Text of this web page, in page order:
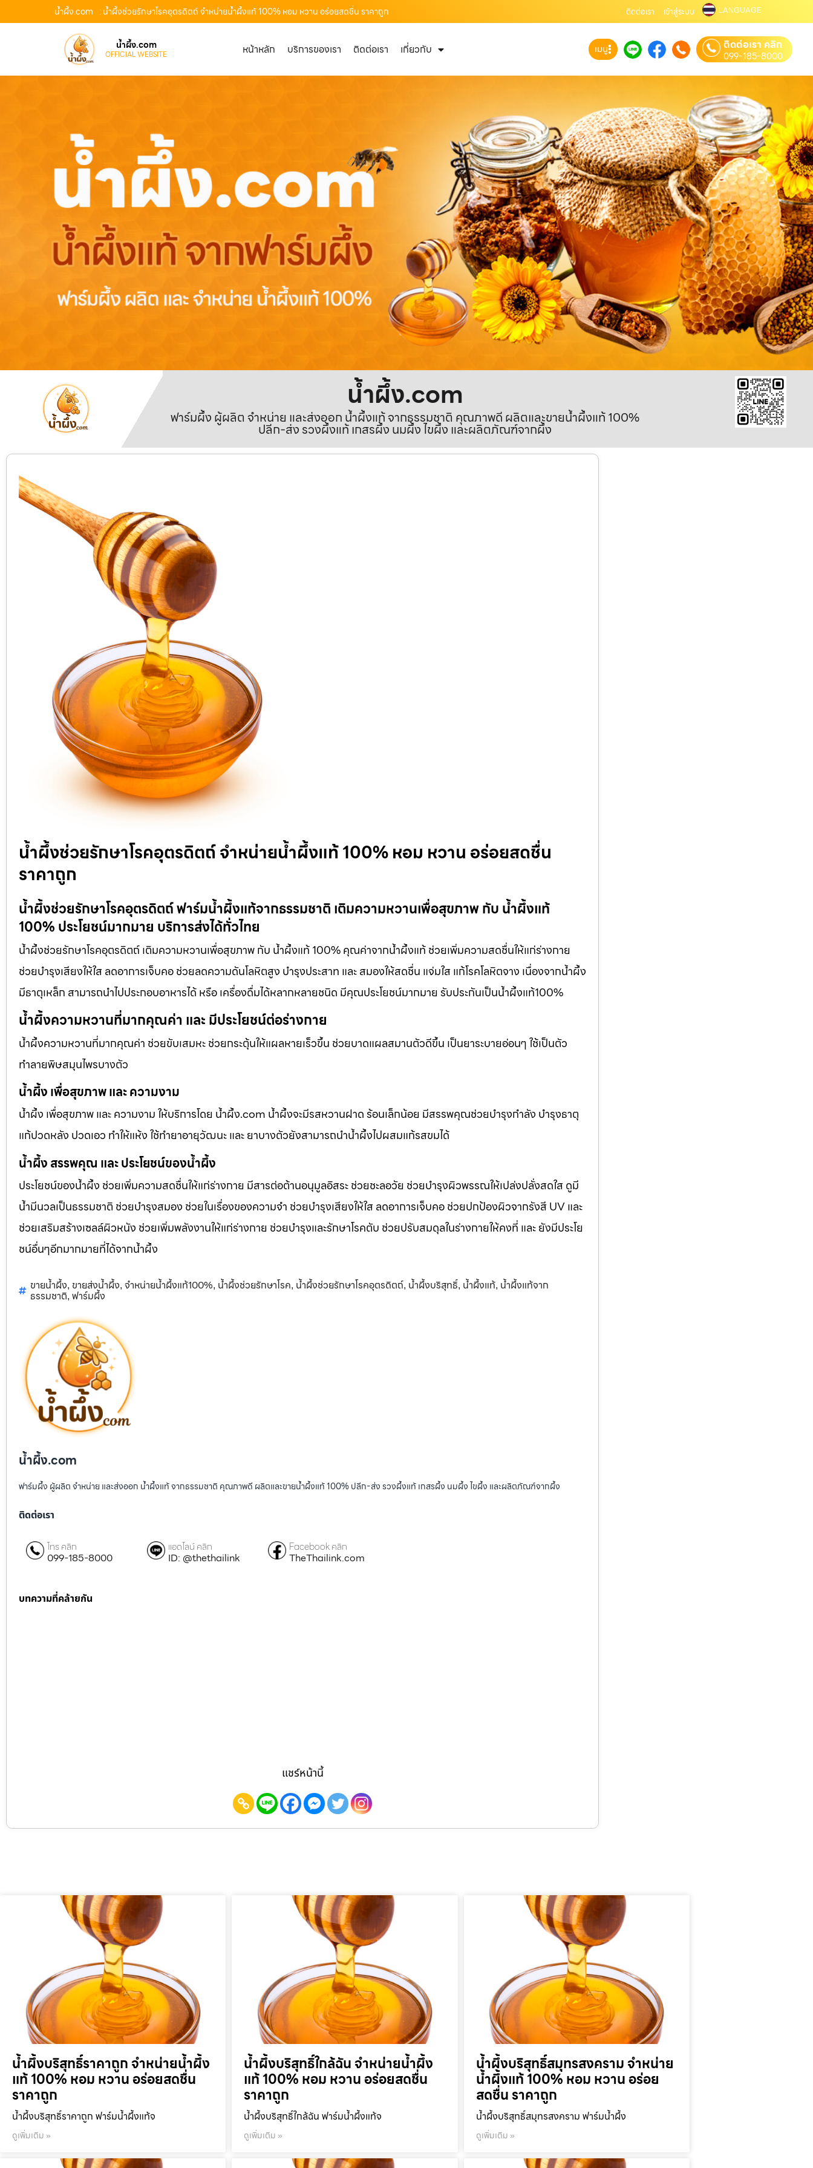
น้ำผึ้ง.com : น้ำผึ้งช่วยรักษาโรคอุตรดิตถ์ จำหน่ายน้ำผึ้งแท้ 100% หอม หวาน อร่อยสดชื่น ราคาถูก ติดต่อเรา เข้าสู่ระบบ LANGUAGE
น้ำผึ้ง.com
OFFICIAL WEBSITE หน้าหลัก บริการของเรา ติดต่อเรา เกี่ยวกับ เมนู ติดต่อเรา คลิก
099-185-8000
น้ำผึ้ง.com
ฟาร์มผึ้ง ผู้ผลิต จำหน่าย และส่งออก น้ำผึ้งแท้ จากธรรมชาติ คุณภาพดี ผลิตและขายน้ำผึ้งแท้ 100%
ปลีก-ส่ง รวงผึ้งแท้ เกสรผึ้ง นมผึ้ง ไขผึ้ง และผลิตภัณฑ์จากผึ้ง
น้ำผึ้งช่วยรักษาโรคอุตรดิตถ์ จำหน่ายน้ำผึ้งแท้ 100% หอม หวาน อร่อยสดชื่น
ราคาถูก
น้ำผึ้งช่วยรักษาโรคอุตรดิตถ์ ฟาร์มน้ำผึ้งแท้จากธรรมชาติ เติมความหวานเพื่อสุขภาพ กับ น้ำผึ้งแท้
100% ประโยชน์มากมาย บริการส่งได้ทั่วไทย
น้ำผึ้งช่วยรักษาโรคอุตรดิตถ์ เติมความหวานเพื่อสุขภาพ กับ น้ำผึ้งแท้ 100% คุณค่าจากน้ำผึ้งแท้ ช่วยเพิ่มความสดชื่นให้แก่ร่างกาย
ช่วยบำรุงเสียงให้ใส ลดอาการเจ็บคอ ช่วยลดความดันโลหิตสูง บำรุงประสาท และ สมองให้สดชื่น แจ่มใส แก้โรคโลหิตจาง เนื่องจากน้ำผึ้ง
มีธาตุเหล็ก สามารถนำไปประกอบอาหารได้ หรือ เครื่องดื่มได้หลากหลายชนิด มีคุณประโยชน์มากมาย รับประกันเป็นน้ำผึ้งแท้100%
น้ำผึ้งความหวานที่มากคุณค่า และ มีประโยชน์ต่อร่างกาย
น้ำผึ้งความหวานที่มากคุณค่า ช่วยขับเสมหะ ช่วยกระตุ้นให้แผลหายเร็วขึ้น ช่วยบาดแผลสมานตัวดีขึ้น เป็นยาระบายอ่อนๆ ใช้เป็นตัว
ทำลายพิษสมุนไพรบางตัว
น้ำผึ้ง เพื่อสุขภาพ และ ความงาม
น้ำผึ้ง เพื่อสุขภาพ และ ความงาม ให้บริการโดย น้ำผึ้ง.com น้ำผึ้งจะมีรสหวานฝาด ร้อนเล็กน้อย มีสรรพคุณช่วยบำรุงกำลัง บำรุงธาตุ
แก้ปวดหลัง ปวดเอว ทำให้แห้ง ใช้ทำยาอายุวัฒนะ และ ยาบางตัวยังสามารถนำน้ำผึ้งไปผสมแก้รสขมได้
น้ำผึ้ง สรรพคุณ และ ประโยชน์ของน้ำผึ้ง
ประโยชน์ของน้ำผึ้ง ช่วยเพิ่มความสดชื่นให้แก่ร่างกาย มีสารต่อต้านอนุมูลอิสระ ช่วยชะลอวัย ช่วยบำรุงผิวพรรณให้เปล่งปลั่งสดใส ดูมี
น้ำมีนวลเป็นธรรมชาติ ช่วยบำรุงสมอง ช่วยในเรื่องของความจำ ช่วยบำรุงเสียงให้ใส ลดอาการเจ็บคอ ช่วยปกป้องผิวจากรังสี UV และ
ช่วยเสริมสร้างเซลล์ผิวหนัง ช่วยเพิ่มพลังงานให้แก่ร่างกาย ช่วยบำรุงและรักษาโรคตับ ช่วยปรับสมดุลในร่างกายให้คงที่ และ ยังมีประโย
ชน์อื่นๆอีกมากมายที่ได้จากน้ำผึ้ง
ขายน้ำผึ้ง, ขายส่งน้ำผึ้ง, จำหน่ายน้ำผึ้งแท้100%, น้ำผึ้งช่วยรักษาโรค, น้ำผึ้งช่วยรักษาโรคอุตรดิตถ์, น้ำผึ้งบริสุทธิ์, น้ำผึ้งแท้, น้ำผึ้งแท้จาก
ธรรมชาติ, ฟาร์มผึ้ง
น้ำผึ้ง.com
ฟาร์มผึ้ง ผู้ผลิต จำหน่าย และส่งออก น้ำผึ้งแท้ จากธรรมชาติ คุณภาพดี ผลิตและขายน้ำผึ้งแท้ 100% ปลีก-ส่ง รวงผึ้งแท้ เกสรผึ้ง นมผึ้ง ไขผึ้ง และผลิตภัณฑ์จากผึ้ง
ติดต่อเรา
โทร คลิก
099-185-8000
แอดไลน์ คลิก
ID: @thethailink
Facebook คลิก
TheThailink.com
บทความที่คล้ายกัน
แชร์หน้านี้
น้ำผึ้งบริสุทธิ์ราคาถูก จำหน่ายน้ำผึ้ง
แท้ 100% หอม หวาน อร่อยสดชื่น
ราคาถูก
น้ำผึ้งบริสุทธิ์ราคาถูก ฟาร์มน้ำผึ้งแท้จ
ดูเพิ่มเติม »
น้ำผึ้งบริสุทธิ์ใกล้ฉัน จำหน่ายน้ำผึ้ง
แท้ 100% หอม หวาน อร่อยสดชื่น
ราคาถูก
น้ำผึ้งบริสุทธิ์ใกล้ฉัน ฟาร์มน้ำผึ้งแท้จ
ดูเพิ่มเติม »
น้ำผึ้งบริสุทธิ์สมุทรสงคราม จำหน่าย
น้ำผึ้งแท้ 100% หอม หวาน อร่อย
สดชื่น ราคาถูก
น้ำผึ้งบริสุทธิ์สมุทรสงคราม ฟาร์มน้ำผึ้ง
ดูเพิ่มเติม »